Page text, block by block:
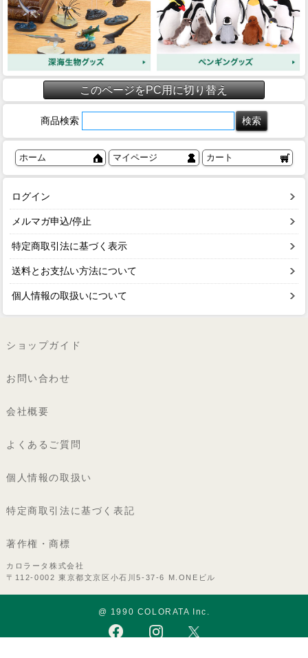
このページをPC用に切り替え
商品検索
ホーム マイページ カート
ログイン
メルマガ申込/停止
特定商取引法に基づく表示
送料とお支払い方法について
個人情報の取扱いについて
ショップガイド
お問い合わせ
会社概要
よくあるご質問
個人情報の取扱い
特定商取引法に基づく表記
著作権・商標
カロラータ株式会社
〒112-0002 東京都文京区小石川5-37-6 M.ONEビル
@ 1990 COLORATA Inc.